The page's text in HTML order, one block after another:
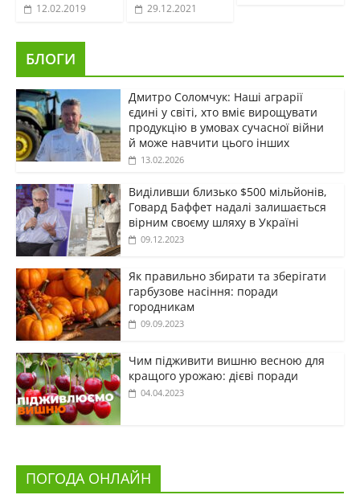
12.02.2019 29.12.2021
БЛОГИ
Дмитро Соломчук: Наші аграрії
єдині у світі, хто вміє вирощувати
продукцію в умовах сучасної війни
й може навчити цього інших
13.02.2026
Виділивши близько $500 мільйонів,
Говард Баффет надалі залишається
вірним своєму шляху в Україні
09.12.2023
Як правильно збирати та зберігати
гарбузове насіння: поради
городникам
09.09.2023
Чим підживити вишню весною для
кращого урожаю: дієві поради
04.04.2023
ПОГОДА ОНЛАЙН